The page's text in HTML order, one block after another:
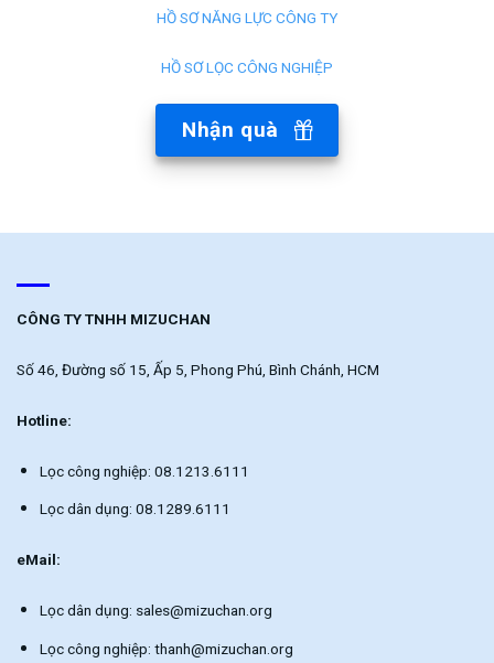
HỒ SƠ NĂNG LỰC CÔNG TY
HỒ SƠ LỌC CÔNG NGHIỆP
Nhận quà
CÔNG TY TNHH MIZUCHAN
Số 46, Đường số 15, Ấp 5, Phong Phú, Bình Chánh, HCM
Hotline:
Lọc công nghiệp: 08.1213.6111
Lọc dân dụng: 08.1289.6111
eMail:
Lọc dân dụng: sales@mizuchan.org
Lọc công nghiệp: thanh@mizuchan.org